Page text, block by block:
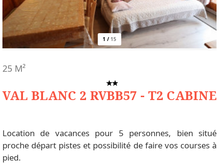
1 / 15
VAL BLANC 2 RVBB57 - T2 CABINE
25 M²
Location de vacances pour 5 personnes, bien situé
proche départ pistes et possibilité de faire vos courses à
pied.